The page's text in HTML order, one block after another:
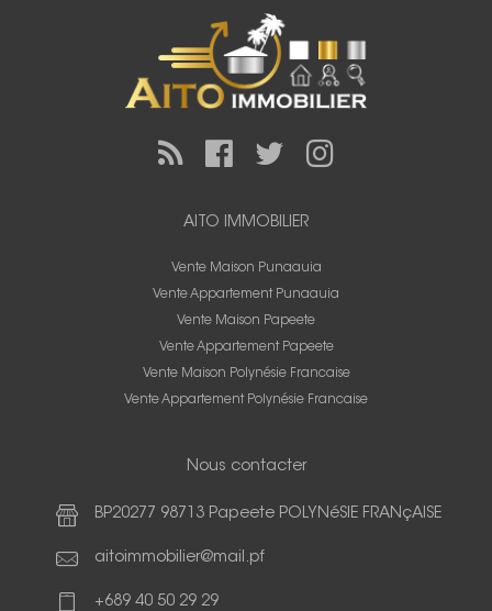
AITO IMMOBILIER
Vente Maison Punaauia
Vente Appartement Punaauia
Vente Maison Papeete
Vente Appartement Papeete
Vente Maison Polynésie Francaise
Vente Appartement Polynésie Francaise
Nous contacter
BP20277 98713 Papeete POLYNéSIE FRANçAISE
aitoimmobilier@mail.pf
+689 40 50 29 29